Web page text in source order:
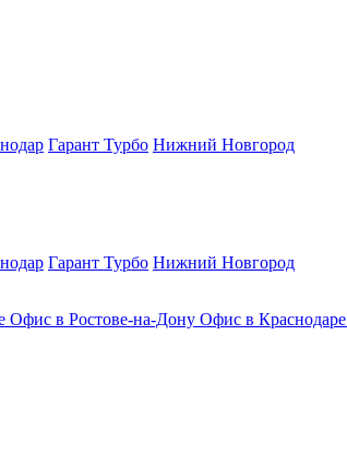
Гарант Турбо Нижний Новгород
Гарант Турбо Нижний Новгород
Офис в Ростове-на-Дону Офис в Краснодаре